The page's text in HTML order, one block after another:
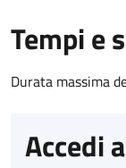
Tempi e
Durata massima
Accedi